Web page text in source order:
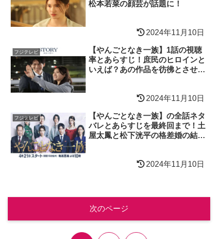
松本若菜の顔芸が話題に！
2024年11月10日
フジテレビ
【やんごとなき一族】1話の視聴
率とあらすじ！庶民のヒロインと
いえば？あの作品を彷彿とさせ
2024年11月10日
フジテレビ
【やんごとなき一族】の全話ネタ
バレとあらすじを最終回まで！土
屋太鳳と松下洸平の格差婚の結
2024年11月10日
次のページ